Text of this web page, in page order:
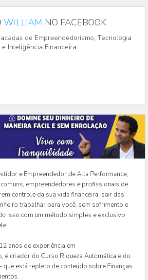
WILLIAM NO FACEBOOK
de Empreendedorismo, Tecnologia
e Inteligência Financeira
e Empreendedor de Alta Performance,
empreendedores e profissionais de
controle da sua vida financeira, sair das
trabalhar para você, sem sofrimento e
isso com um método simples e exclusivo
anos de experiência em
é criador do Curso Riqueza Automática e do
está repleto de conteúdo sobre Finanças